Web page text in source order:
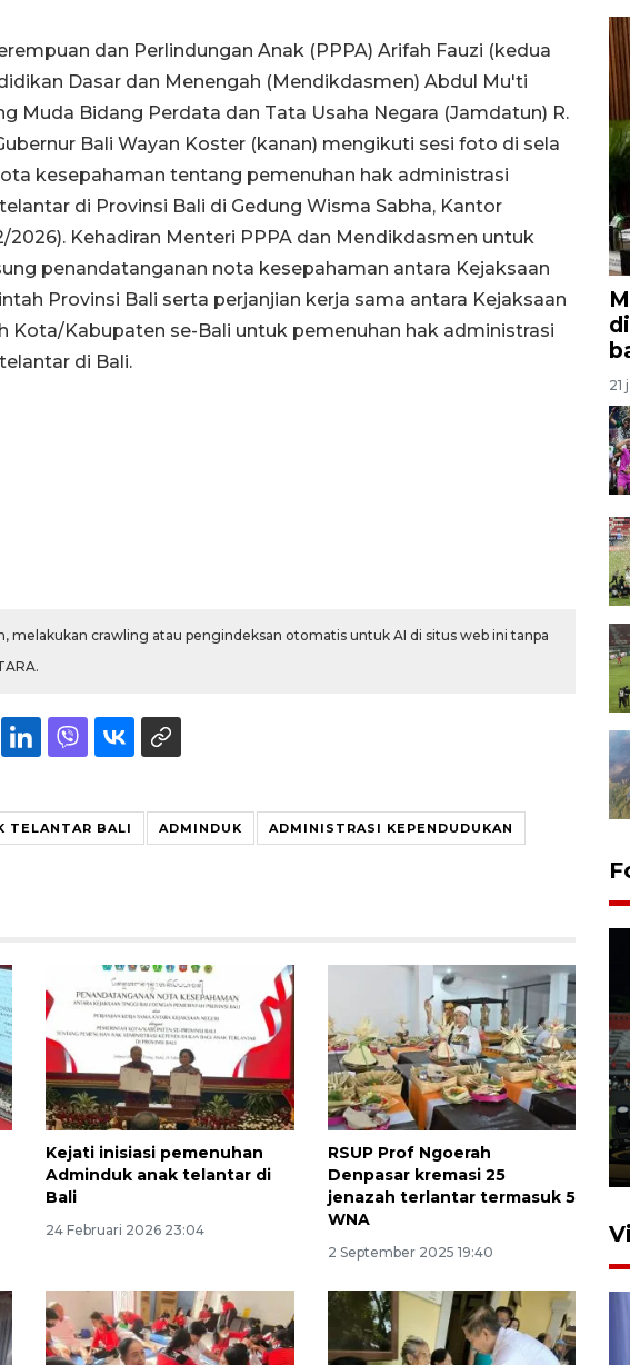
dan Perlindungan Anak (PPPA) Arifah Fauzi (kedua
Dasar dan Menengah (Mendikdasmen) Abdul Mu'ti
Muda Bidang Perdata dan Tata Usaha Negara (Jamdatun) R.
Bali Wayan Koster (kanan) mengikuti sesi foto di sela
kesepahaman tentang pemenuhan hak administrasi
di Provinsi Bali di Gedung Wisma Sabha, Kantor
2026). Kehadiran Menteri PPPA dan Mendikdasmen untuk
penandatanganan nota kesepahaman antara Kejaksaan
Provinsi Bali serta perjanjian kerja sama antara Kejaksaan
Kota/Kabupaten se-Bali untuk pemenuhan hak administrasi
di Bali.
melakukan crawling atau pengindeksan otomatis untuk AI di situs web ini tanpa
TELANTAR BALI ADMINDUK ADMINISTRASI KEPENDUDUKAN
Kejati inisiasi pemenuhan
Adminduk anak telantar di
Bali
24 Februari 2026 23:04
RSUP Prof Ngoerah
Denpasar kremasi 25
jenazah terlantar termasuk 5
WNA
2 September 2025 19:40
21
Tiga matra TNI unjuk
kemampuan tempur Perisai
Trisila Nusantara dalam
latihan di Kepri
5 Agustus 2026 16:28